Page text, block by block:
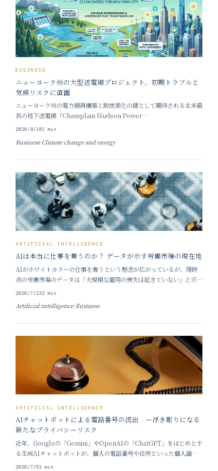
BUSINESS
ニューヨーク州の大型送電線プロジェクト、初期トラブルと
気候リスクに直面
ニューヨーク州の電力網再構築と脱炭素化の鍵として期待される北米最
長の地下送電線「Champlain Hudson Power
Express（CHPE）」が、本格稼働を前に課題に直面している。
2026/8/102 min
Business/Climate change and energy
ARTIFICIAL INTELLIGENCE
AIは本当に仕事を奪うのか？ データが示す労働市場の現在地
AIがホワイトカラーの仕事を奪うという懸念が広がっているが、現時
点の労働市場のデータは「大規模な雇用の喪失は起きていない」と示し
ている。今後の急激な変化の可能性は否定できないものの、データに基
■ 「AIによる雇用崩壊」はデータで裏付けら
2026/7/232 min
Artificial intelligence/Business
ARTIFICIAL INTELLIGENCE
AIチャットボットによる電話番号の流出 ー浮き彫りになる
新たなプライバシーリスク
近年、Googleの「Gemini」やOpenAIの「ChatGPT」をはじめとす
る生成AIチャットボットが、個人の電話番号や住所といった個人識別
情報を漏洩させる事態が相次いで報告され、新たなプライバシーリス
2026/7/52 min